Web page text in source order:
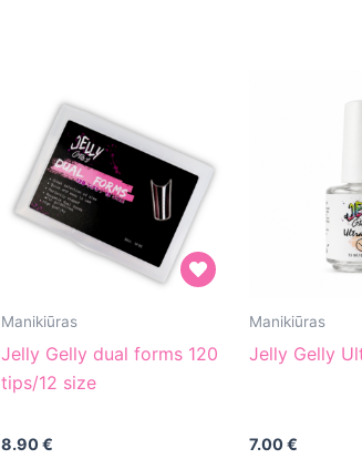
Jelly
dual
forms
tips/12
Manikiūras
Jelly Gelly dual forms 120
tips/12 size
8.90€
Jelly
Ultrabond
Manikiūras
Jelly Gelly
7.00€